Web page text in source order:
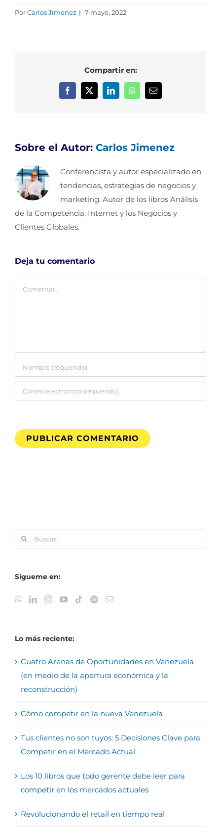
PorCarlos Jimenez | 7 mayo, 2022
Compartir en:
Facebook
X LinkedInWhatsAppCorreo
Sobre el Autor: Carlos Jimenez
Conferencista y autor especializado en
tendencias, estrategias de negocios y
marketing. Autor de los libros Análisis
de la Competencia, Internet y los Negocios y
Clientes Globales.
Deja tu comentario
Comentar
Buscar:
Sígueme en:
Lo más reciente:
Cuatro Arenas de Oportunidades en Venezuela
(en medio de la apertura económica y la
reconstrucción)
Cómo competir en la nueva Venezuela
Tus clientes no son tuyos: 5 Decisiones Clave para
Competir en el Mercado Actual
Los 10 libros que todo gerente debe leer para
competir en los mercados actuales
Revolucionando el retail en tiempo real